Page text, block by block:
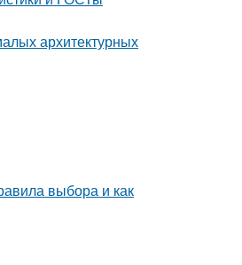
архитектурных
выбора и как